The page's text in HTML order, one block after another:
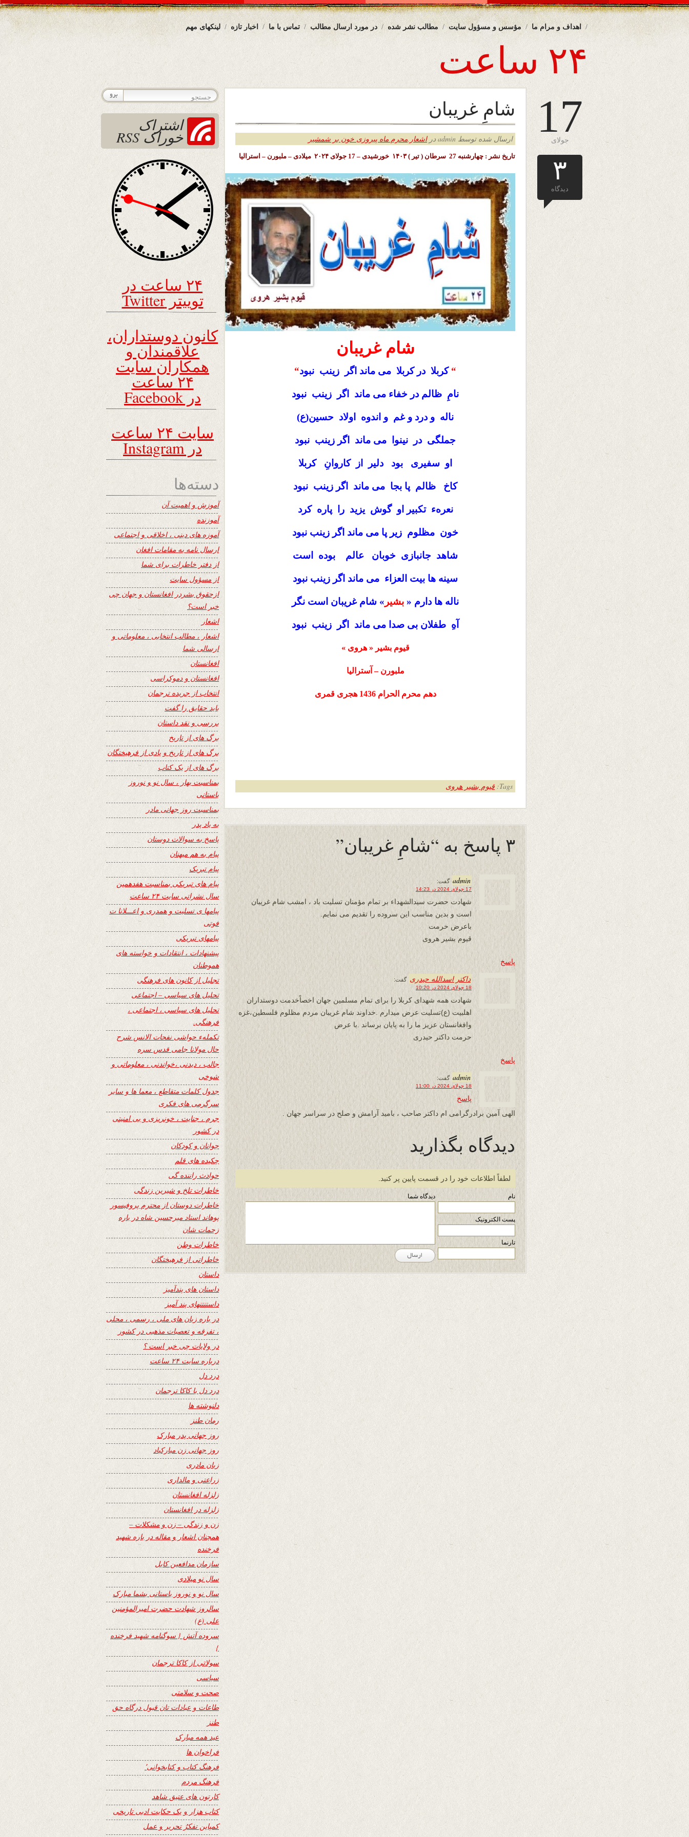
لینکهای مهم اخبار تازه تماس با ما در مورد ارسال مطالب مطالب نشر شده مؤسس و مسؤول سایت اهداف و مرام ما
۲۴ ساعت
17
جولای
۳
دیدگاه
شامِ غریبان
ارسال شده توسط admin در اشعار ,محرم ماه پیروزی خون بر شمشیر
تاریخ نشر : چهارشنبه 27 سرطان ( تیر ) ۱۴۰۳ خورشیدی – 17 جولای ۲۰۲۴ میلادی – ملبورن – استرالیا
شام غریبان
“ کربلا در کربلا می ماند اگر زینب نبود“
نامِ ظالم در خفاء می ماند اگر زینب نبود
ناله و درد و غم و اندوه اولاد حسین(ع)
جملگی در نینوا می ماند اگر زینب نبود
او سفیری بود دلیر از کاروانِ کربلا
کاخ ظالم پا بجا می ماند اگر زینب نبود
نعرهء تکبیر او گوش یزید را پاره کرد
خون مظلوم زیر پا می ماند اگر زینب نبود
شاهد جانبازی خوبان عالم بوده است
سینه ها بیت العزاء می ماند اگر زینب نبود
ناله ها دارم « بشیر » شام غریبان است نگر
آهِ طفلان بی صدا می ماند اگر زینب نبود
قیوم بشیر « هروی »
ملبورن – آسترالیا
دهم محرم الحرام 1436 هجری قمری
Tags: قیوم بشیر هروی
۳ پاسخ به “شامِ غریبان”
admin گفت:
17 جولای 2024 در 14:23
شهادت حضرت سیدالشهداء بر تمام مؤمنان تسلیت باد ، امشب شام غریبان
است و بدین مناسب این سروده را تقدیم می نمایم.
باعرض حرمت
قیوم بشیر هروی
پاسخ
داکتر اسدالله حیدری گفت:
18 جولای 2024 در 10:20
شهادت همه شهدای کربلا را برای تمام مسلمین جهان اخصاًخدمت دوستداران
اهلبیت (ع)تسلیت عرض میدارم .خداوند شام غریبان مردم مظلوم فلسطین،غزه
وافغانستان عزیز ما را به پایان برساند .با عرض
حرمت داکتر حیدری
پاسخ
admin گفت:
18 جولای 2024 در 11:00
الهی آمین برادرگرامی ام داکتر صاحب ، بامید آرامش و صلح در سراسر جهان .
پاسخ
دیدگاه بگذارید
لطفاً اطلاعات خود را در قسمت پایین پر کنید.
نام
پست الکترونیک
تارنما
دیدگاه شما
اشتراک
خوراک RSS
۲۴ ساعت در
توییتر Twitter
کانون دوستداران،
علاقمندان و
همکاران سایت
۲۴ ساعت
در Facebook
سایت ۲۴ ساعت
در Instagram
دسته‌ها
آموزش و اهمیت آن
آموزنده
آموزه های دینی ، اخلاقی و اجتماعی
ارسال نامه به مقامات افغان
از دفتر خاطرات برای شما
از مسؤول سایت
ازحقوق بشردر افغانستان و جهان چی
خبر است؟
اشعار
اشعار ، مطالب انتخابی ، معلوماتی و
ارسالی شما
افغانستان
افغانستان و دموکراسی
انتخاب از جریده ترجمان
باید حقایق را گفت
بررسی و نقد داستان
برگ های از تاریخ
برگ های از تاریخ و یادی از فرهیختگان
برگ های از یک کتاب
بمناسبت بهار ، سال نو و نوروز
باستانی
بمناسبت روز جهانی مادر
به یاد پدر
پاسخ به سوالات دوستان
پیام به هم میهنان
پیام تبریک
پیام های تبریکی بمناسبت هفدهمین
سال نشراتی سایت ۲۴ ساعت
پیامها ی تسلیت و همدری و اعـــلانا ت
فوتی
پیامهای تبریکی
پیشنهادات ، انتقادات و خواسته های
هموطنان
تجلیل از کانون های فرهنگی
تحلیل های سیاسی – اجتماعی
تحلیل های سیاسی ، اجتماعی ،
فرهنگی.
تکملهء حواشی نفحات الانس شرح
حال مولانا جامی قدس سره
جالب ، دیدنی ،خواندنی ، معلوماتی و
شوخی
جدول کلمات متقاطع ، معما ها و سایر
سرگرمی های فکری
جرم ، جنایت ، خونریزی و بی امنیتی
در کشور
جوانان و کودکان
چکیده های قلم
حوادث راننده گی
خاطرات تلخ و شیرین زندگی
خاطرات دوستان از محترم پروفیسور
پوهاند استاد میرحسین شاه در باره
زحمات شان
خاطرات وطن
خاطراتی از فرهیختگان
داستان
داستان های پندآمیز
داستنتنهای پند آمیز
در باره زبان های ملی ، رسمی ، محلی
، تفرقه و تعصبات مذهبی در کشور
در ولایات چی خبر است ؟
درباره سایت ۲۴ ساعت
درد دل
درد دل با کاکا ترجمان
دلنوشته ها
رمان طنز
روز جهانی پدر مبارک
روز جهانی زن مبارکباد
زبان مادری
زراعتی و مالداری
زلزله افغانستان
زلزله در افغانستان
زن و زندگی – زن و مشکلات –
همچنان اشعار و مقاله در باره شهید
فرخنده
سازمان مدافعین کابل
سال نو میلادی
سال نو و نوروز باستانی بشما مبارک
سالروز شهادت حضرت امیرالمؤمنین
علی (ع)
سروده آتش { سوگنامه شهید فرخنده
}
سولاتی از کاکا ترجمان
سیاسی
صحت و سلامتی
طاعات و عبادات تان قبول درگاه حق
طنز
عید همه مبارک
فراخوان ها
فرهنگ کتاب و کتابخوانی٬
فرهنگ مردم
کارتون های عتیق شاهد
کتاب هزار و یک حکایت ادبی تاریخی
کمپاین تفکرُ تحریر و عمل